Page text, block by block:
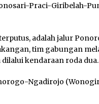
Praci-Giribelah-
adalah jalur
tim gabungan
kendaraan roda dua.
Ngadirojo